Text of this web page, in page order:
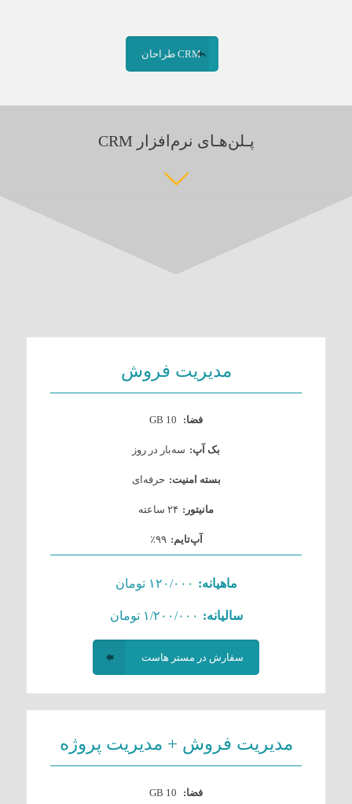
CRM طراحان
پـلن‌هـای نرم‌افزار CRM
مدیریت فروش
فضا:
بک آپ: سه‌بار در روز
بسته امنیت: حرفه‌ای
مانیتور: ۲۴ ساعته
آپ‌تایم: ۹۹٪
ماهیانه: ۱۲۰/۰۰۰ تومان
سالیانه: ۱/۲۰۰/۰۰۰ تومان
سفارش در مستر هاست
مدیریت فروش + مدیریت پروژه
فضا: